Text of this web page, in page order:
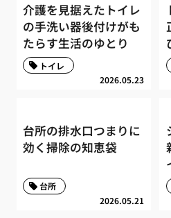
介護を見据えたトイレ
の手洗い器後付けがも
たらす生活のゆとり
2026.05.23
トイレ
台所の排水口つまりに
効く掃除の知恵袋
2026.05.21
台所